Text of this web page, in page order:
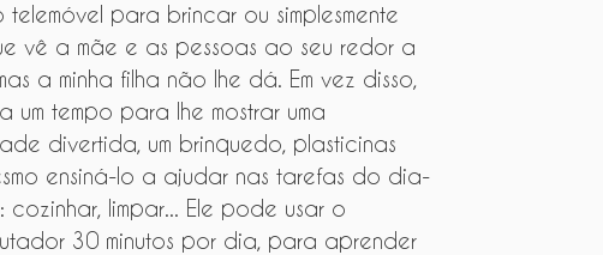
telemóvel para brincar ou simplesmente
vê a mãe e as pessoas ao seu redor a
a minha filha não lhe dá. Em vez disso,
um tempo para lhe mostrar uma
divertida, um brinquedo, plasticinas
ensiná-lo a ajudar nas tarefas do dia-
cozinhar, limpar... Ele pode usar o
30 minutos por dia, para aprender